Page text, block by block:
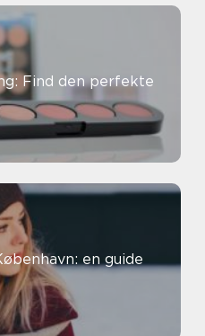
Find den perfekte
en guide